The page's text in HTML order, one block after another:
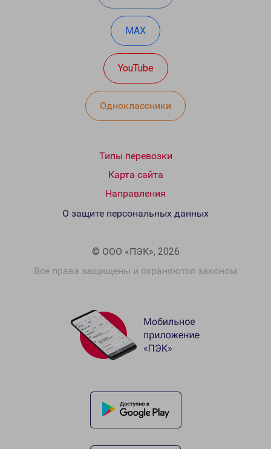
MAX
YouTube
Одноклассники
Типы перевозки
Карта сайта
Направления
© ООО «ПЭК», 2026
Все права защищены и охраняются законом
О защите персональных данных